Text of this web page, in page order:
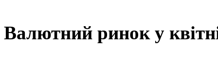
Валютний ринок у